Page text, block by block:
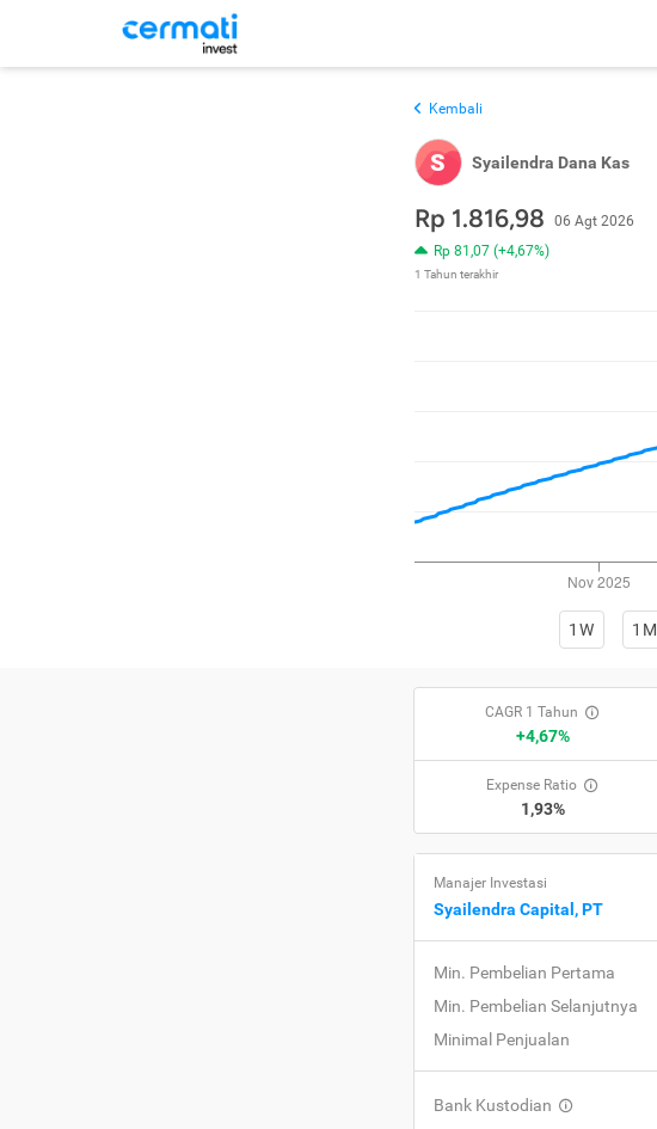
Kembali
S Syailendra Dana Kas
Rp 1.816,98
06 Agt 2026
Rp 81,07 (+4,67%)
1 Tahun terakhir
1W 1M
CAGR 1 Tahun
+4,67%
Expense Ratio
1,93%
Manajer Investasi
Syailendra Capital, PT
Min. Pembelian Pertama
Min. Pembelian Selanjutnya
Minimal Penjualan
Bank Kustodian